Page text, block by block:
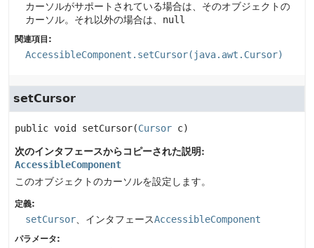
カーソルがサポートされている場合は、そのオブジェクトの
カーソル。それ以外の場合は、 null
関連項目:
AccessibleComponent.setCursor(java.awt.Cursor)
setCursor
public void setCursor(Cursor c)
次のインタフェースからコピーされた説明:
AccessibleComponent
このオブジェクトのカーソルを設定します。
定義:
setCursor 、インタフェースAccessibleComponent
パラメータ: